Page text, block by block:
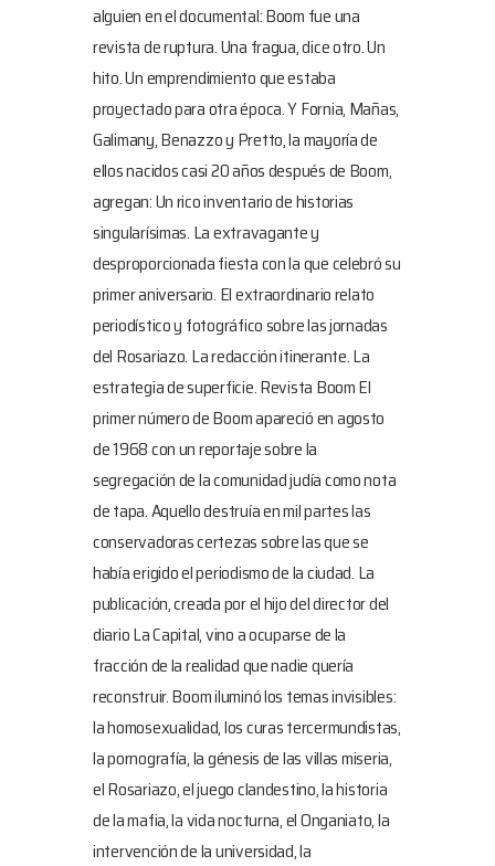
alguien en el documental: Boom fue una
revista de ruptura. Una fragua, dice otro. Un
hito. Un emprendimiento que estaba
proyectado para otra época. Y Fornia, Mañas,
Galimany, Benazzo y Pretto, la mayoría de
ellos nacidos casi 20 años después de Boom,
agregan: Un rico inventario de historias
singularísimas. La extravagante y
desproporcionada fiesta con la que celebró su
primer aniversario. El extraordinario relato
periodístico y fotográfico sobre las jornadas
del Rosariazo. La redacción itinerante. La
estrategia de superficie. Revista Boom El
primer número de Boom apareció en agosto
de 1968 con un reportaje sobre la
segregación de la comunidad judía como nota
de tapa. Aquello destruía en mil partes las
conservadoras certezas sobre las que se
había erigido el periodismo de la ciudad. La
publicación, creada por el hijo del director del
diario La Capital, vino a ocuparse de la
fracción de la realidad que nadie quería
reconstruir. Boom iluminó los temas invisibles:
la homosexualidad, los curas tercermundistas,
la pornografía, la génesis de las villas miseria,
el Rosariazo, el juego clandestino, la historia
de la mafia, la vida nocturna, el Onganiato, la
intervención de la universidad, la